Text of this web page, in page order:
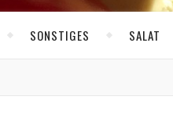
SONSTIGES SALAT